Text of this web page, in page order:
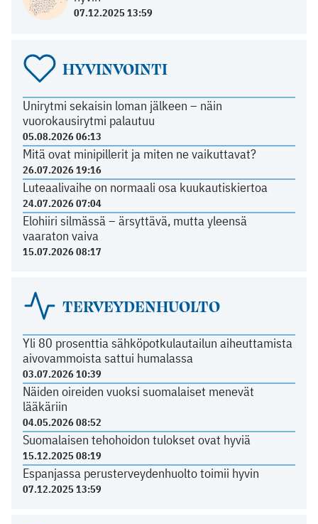
07.12.2025 13:59
HYVINVOINTI
Unirytmi sekaisin loman jälkeen – näin
vuorokausirytmi palautuu
05.08.2026 06:13
Mitä ovat minipillerit ja miten ne vaikuttavat?
26.07.2026 19:16
Luteaalivaihe on normaali osa kuukautiskiertoa
24.07.2026 07:04
Elohiiri silmässä – ärsyttävä, mutta yleensä
vaaraton vaiva
15.07.2026 08:17
TERVEYDENHUOLTO
Yli 80 prosenttia sähköpotkulautailun aiheuttamista
aivovammoista sattui humalassa
03.07.2026 10:39
Näiden oireiden vuoksi suomalaiset menevät
lääkäriin
04.05.2026 08:52
Suomalaisen tehohoidon tulokset ovat hyviä
15.12.2025 08:19
Espanjassa perusterveydenhuolto toimii hyvin
07.12.2025 13:59